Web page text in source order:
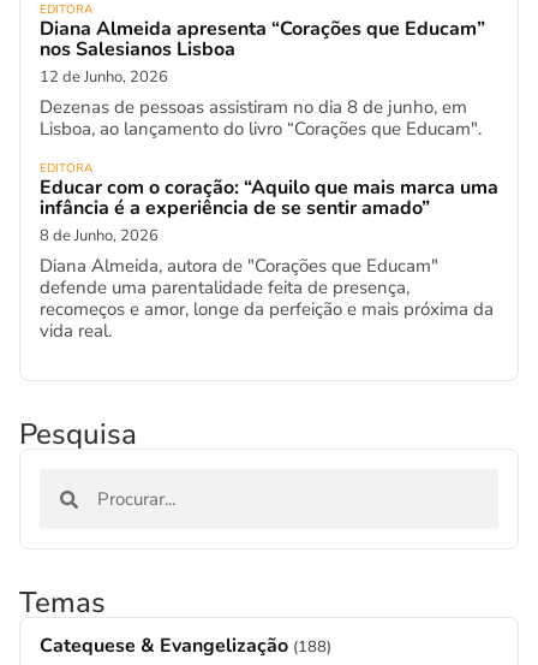
EDITORA
Diana Almeida apresenta “Corações que Educam”
nos Salesianos Lisboa
12 de Junho, 2026
Dezenas de pessoas assistiram no dia 8 de junho, em
Lisboa, ao lançamento do livro “Corações que Educam".
EDITORA
Educar com o coração: “Aquilo que mais marca uma
infância é a experiência de se sentir amado”
8 de Junho, 2026
Diana Almeida, autora de "Corações que Educam"
defende uma parentalidade feita de presença,
recomeços e amor, longe da perfeição e mais próxima da
vida real.
Pesquisa
Temas
Catequese & Evangelização (188)